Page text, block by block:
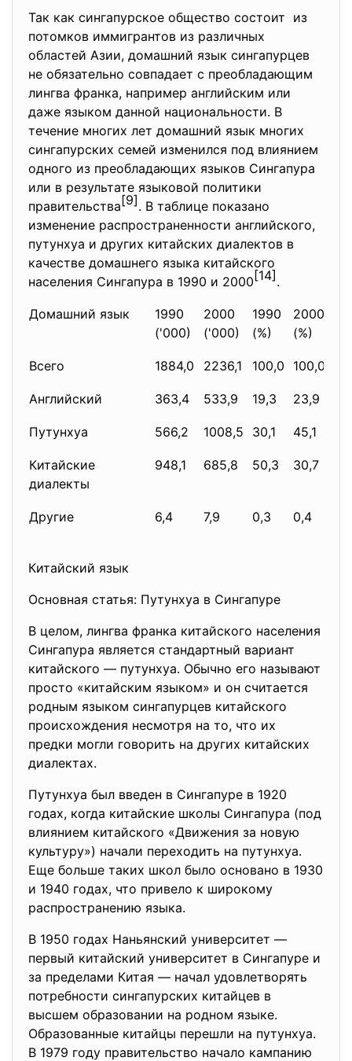
Так как сингапурское общество состоит из
потомков иммигрантов из различных
областей Азии, домашний язык сингапурцев
не обязательно совпадает с преобладающим
лингва франка, например английским или
даже языком данной национальности. В
течение многих лет домашний язык многих
сингапурских семей изменился под влиянием
одного из преобладающих языков Сингапура
или в результате языковой политики
правительства[9]. В таблице показано
изменение распространенности английского,
путунхуа и других китайских диалектов в
качестве домашнего языка китайского
населения Сингапура в 1990 и 2000 [14] .
Домашний язык
1990
('000)
2000
('000)
1990
(%)
2000
(%)
Всего 1884,0 2236,1 100,0 100,0
Английский 363,4 533,9 19,3 23,9
Путунхуа 566,2 1008,5 30,1 45,1
Китайские
диалекты
948,1 685,8 50,3 30,7
Другие 6,4 7,9 0,3 0,4
Китайский язык
Основная статья: Путунхуа в Сингапуре
В целом, лингва франка китайского населения
Сингапура является стандартный вариант
китайского — путунхуа. Обычно его называют
просто «китайским языком» и он считается
родным языком сингапурцев китайского
происхождения несмотря на то, что их
предки могли говорить на других китайских
диалектах.
Путунхуа был введен в Сингапуре в 1920
годах, когда китайские школы Сингапура (под
влиянием китайского «Движения за новую
культуру») начали переходить на путунхуа.
Еще больше таких школ было основано в 1930
и 1940 годах, что привело к широкому
распространению языка.
В 1950 годах Наньянский университет —
первый китайский университет в Сингапуре и
за пределами Китая — начал удовлетворять
потребности сингапурских китайцев в
высшем образовании на родном языке.
Образованные китайцы перешли на путунхуа.
В 1979 году правительство начало кампанию